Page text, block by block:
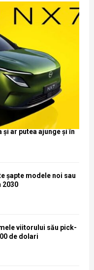
și ar putea ajunge și în
șapte modele noi sau
2030
viitorului său pick-
de dolari